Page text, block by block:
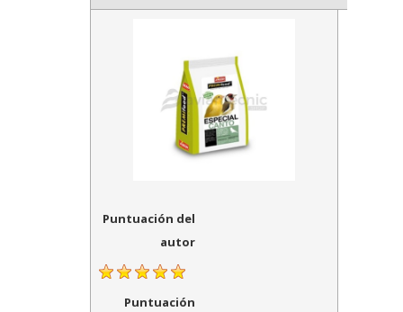
Puntuación del
autor
Puntuación